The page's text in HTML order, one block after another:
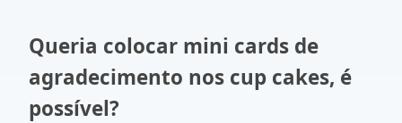
Queria colocar mini cards de
agradecimento nos cup cakes, é
possível?